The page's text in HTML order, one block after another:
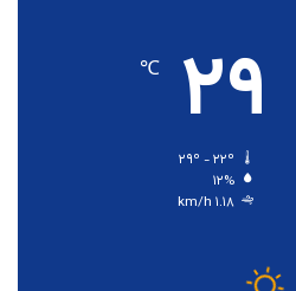
۲۹ ℃
۱۲%
۱.۱۸ km/h